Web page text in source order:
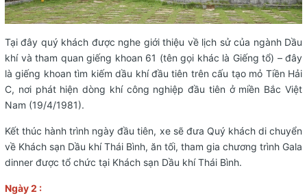
Tại đây quý khách được nghe giới thiệu về lịch sử của ngành Dầu
khí và tham quan giếng khoan 61 (tên gọi khác là Giếng tổ) – đây
là giếng khoan tìm kiếm dầu khí đầu tiên trên cấu tạo mỏ Tiền Hải
C, nơi phát hiện dòng khí công nghiệp đầu tiên ở miền Bắc Việt
Nam (19/4/1981).
Kết thúc hành trình ngày đầu tiên, xe sẽ đưa Quý khách di chuyển
về Khách sạn Dầu khí Thái Bình, ăn tối, tham gia chương trình Gala
dinner được tổ chức tại Khách sạn Dầu khí Thái Bình.
Ngày 2 :